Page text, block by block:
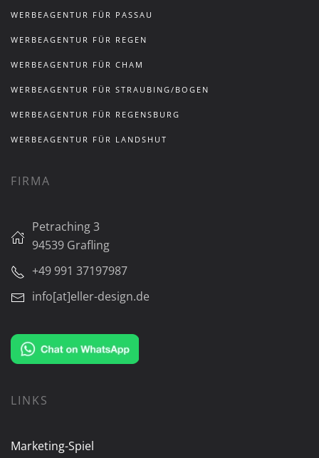
WERBEAGENTUR FÜR PASSAU
WERBEAGENTUR FÜR REGEN
WERBEAGENTUR FÜR CHAM
WERBEAGENTUR FÜR STRAUBING/BOGEN
WERBEAGENTUR FÜR REGENSBURG
WERBEAGENTUR FÜR LANDSHUT
FIRMA
Petraching 3
94539 Grafling
+49 991 37197987
info[at]eller-design.de
LINKS
Marketing-Spiel